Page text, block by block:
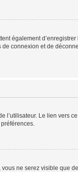
également d’enregistrer
connexion et de
l’utilisateur. Le lien vers
ne serez visible que